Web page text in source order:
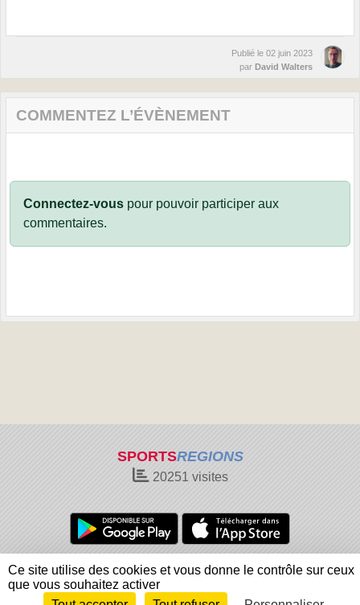
Publié le 02 juin 2023
par David Walters
COMMENTEZ L’ÉVÈNEMENT
Connectez-vous pour pouvoir participer aux
commentaires.
SPORTSREGIONS
20251 visites
Charte cookies
Gestion des cookies
Informations légales
Signaler un contenu inapproprié
Ce site utilise des cookies et vous donne le contrôle sur ceux
que vous souhaitez activer